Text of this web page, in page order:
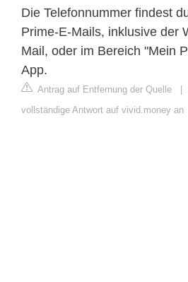
Die Telefonnummer findest
Prime-E-Mails, inklusive der
Mail, oder im Bereich "Mein
App.
Antrag auf Entfernung der Quelle |
vollständige Antwort auf vivid.money an